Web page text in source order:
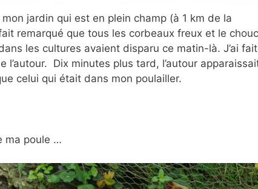
jardin qui est en plein champ (à 1 km de la
remarqué que tous les corbeaux freux et le
les cultures avaient disparu ce matin-là. J’ai
l’autour. Dix minutes plus tard, l’autour
celui qui était dans mon poulailler.
ma poule …